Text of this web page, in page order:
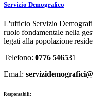
Servizio Demografico
L'ufficio Servizio
ruolo fondamentale nella
legati alla popolazione
Telefono: 0776 546531
Email:
Responsabili: